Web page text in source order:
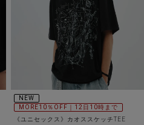
NEW
MORE10％OFF｜12日10時まで
《ユニセックス》カオススケッチTEE